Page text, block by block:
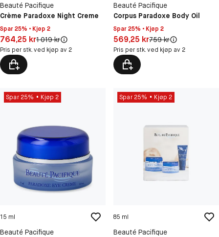
Beauté Pacifique
Crème Paradoxe Night Creme
Spar 25% • Kjøp 2
Pris: 764,25 kr
764,25 krOriginal pris:
1 019 kr
Pris per stk. ved kjøp av 2
Beauté Pacifique
Corpus Paradoxe Body Oil
Spar 25% • Kjøp 2
Pris: 569,25 kr
569,25 krOriginal pris:
759 kr
Pris per stk. ved kjøp av 2
Spar 25% Kjøp 2
15 ml
Beauté Pacifique
Spar 25% Kjøp 2
85 ml
Beauté Pacifique